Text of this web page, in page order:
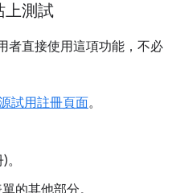
上測試
者直接使用這項功能，不必
試用註冊頁面。
)。